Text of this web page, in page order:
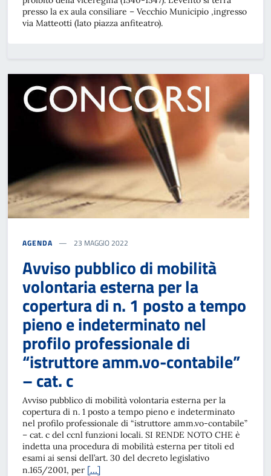
presso la ex aula consiliare – Vecchio Municipio ,ingresso
via Matteotti (lato piazza anfiteatro).
AGENDA 23 MAGGIO 2022
Avviso pubblico di mobilità
volontaria esterna per la
copertura di n. 1 posto a tempo
pieno e indeterminato nel
profilo professionale di
“istruttore amm.vo-contabile”
– cat. c
Avviso pubblico di mobilità volontaria esterna per la
copertura di n. 1 posto a tempo pieno e indeterminato
nel profilo professionale di “istruttore amm.vo-contabile”
– cat. c del ccnl funzioni locali. SI RENDE NOTO CHE è
indetta una procedura di mobilità esterna per titoli ed
esami ai sensi dell’art. 30 del decreto legislativo
n.165/2001, per […]